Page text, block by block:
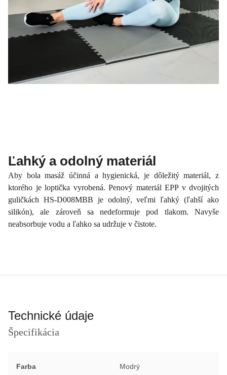
Ľahký a odolný materiál
Aby bola masáž účinná a hygienická, je dôležitý materiál, z
ktorého je loptička vyrobená. Penový materiál EPP v dvojitých
guličkách HS-D008MBB je odolný, veľmi ľahký (ľahší ako
silikón), ale zároveň sa nedeformuje pod tlakom. Navyše
neabsorbuje vodu a ľahko sa udržuje v čistote.
Technické údaje
Špecifikácia
Farba Modrý